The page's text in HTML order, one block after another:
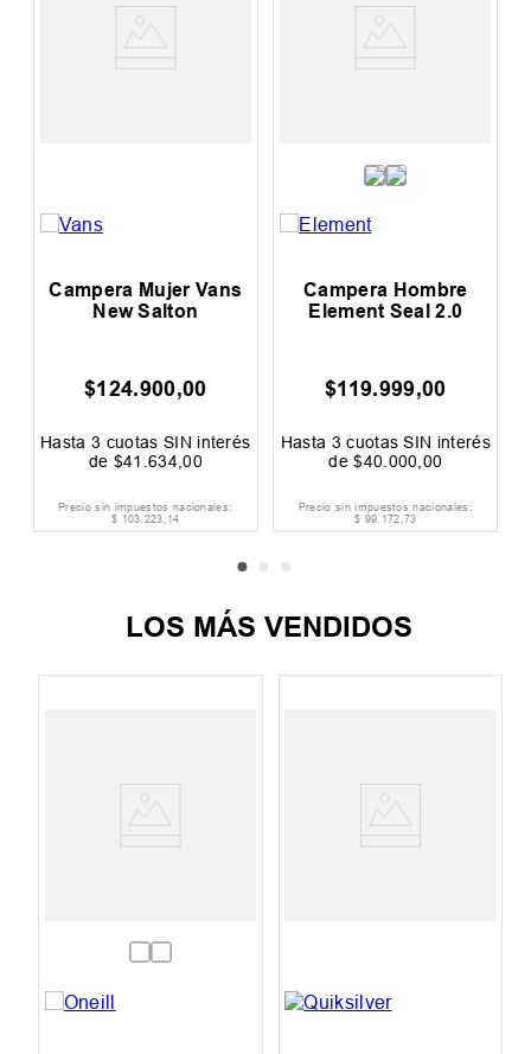
Campera Mujer Vans
New Salton
124.900,00
3cuotas SIN interés
41.634,00
Precio sin impuestos nacionales:
223 14
Campera Hombre
Element Seal 2.0
119.999,00
Hasta3cuotas SIN interés
40.000,00
Precio sin impuestos nacionales:
172,73
Hasta
LOS MÁS VENDIDOS